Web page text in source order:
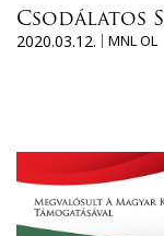
Csodálatos
2020.03.12.
MNL OL